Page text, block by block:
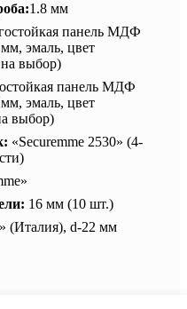
1.8 мм
панель МДФ
эмаль, цвет
выбор)
панель МДФ
эмаль, цвет
выбор)
«Securemme 2530» (4-
16 мм (10 шт.)
(Италия), d-22 мм